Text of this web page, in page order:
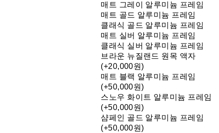
매트 그레이 알루미늄 프레임
매트 골드 알루미늄 프레임
클래식 골드 알루미늄 프레임
매트 실버 알루미늄 프레임
클래식 실버 알루미늄 프레임
브라운 뉴질랜드 원목 액자
(+20,000원)
매트 블랙 알루미늄 프레임
(+50,000원)
스노우 화이트 알루미늄 프레임
(+50,000원)
샴페인 골드 알루미늄 프레임
(+50,000원)